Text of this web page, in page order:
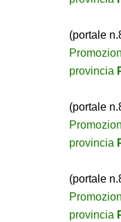
(portale
provincia
(portale
provincia
(portale
provincia